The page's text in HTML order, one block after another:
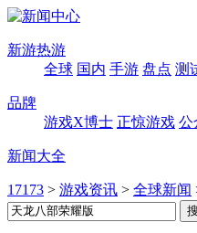
新游热游
全球 国内 手游 盘点 测
品牌
游戏X博士 正惊游戏 公
新闻大全
17173 > 游戏资讯 > 全球新闻